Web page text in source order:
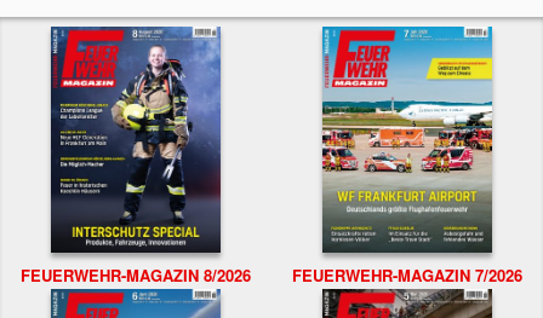
FEUERWEHR-MAGAZIN 8/2026 FEUERWEHR-MAGAZIN 7/2026